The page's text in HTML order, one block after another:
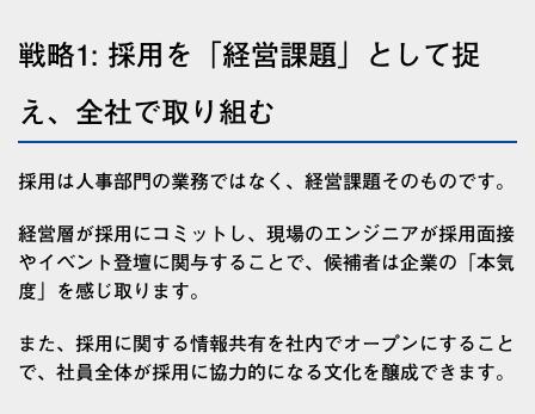
戦略1: 採用を「経営課題」として捉
え、全社で取り組む
採用は人事部門の業務ではなく、経営課題そのものです。
経営層が採用にコミットし、現場のエンジニアが採用面接
やイベント登壇に関与することで、候補者は企業の「本気
度」を感じ取ります。
また、採用に関する情報共有を社内でオープンにすること
で、社員全体が採用に協力的になる文化を醸成できます。